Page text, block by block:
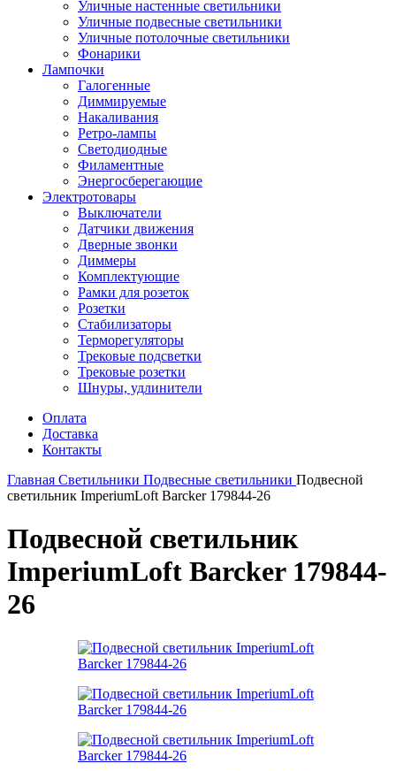
Уличные настенные светильники
Уличные подвесные светильники
Уличные потолочные светильники
Фонарики
Лампочки
Галогенные
Диммируемые
Накаливания
Ретро-лампы
Светодиодные
Филаментные
Энергосберегающие
Электротовары
Выключатели
Датчики движения
Дверные звонки
Диммеры
Комплектующие
Рамки для розеток
Розетки
Стабилизаторы
Терморегуляторы
Трековые подсветки
Трековые розетки
Шнуры, удлинители
Оплата
Доставка
Контакты
Главная Светильники Подвесные светильники Подвесной
светильник ImperiumLoft Barcker 179844-26
Подвесной светильник
ImperiumLoft Barcker 179844-
26